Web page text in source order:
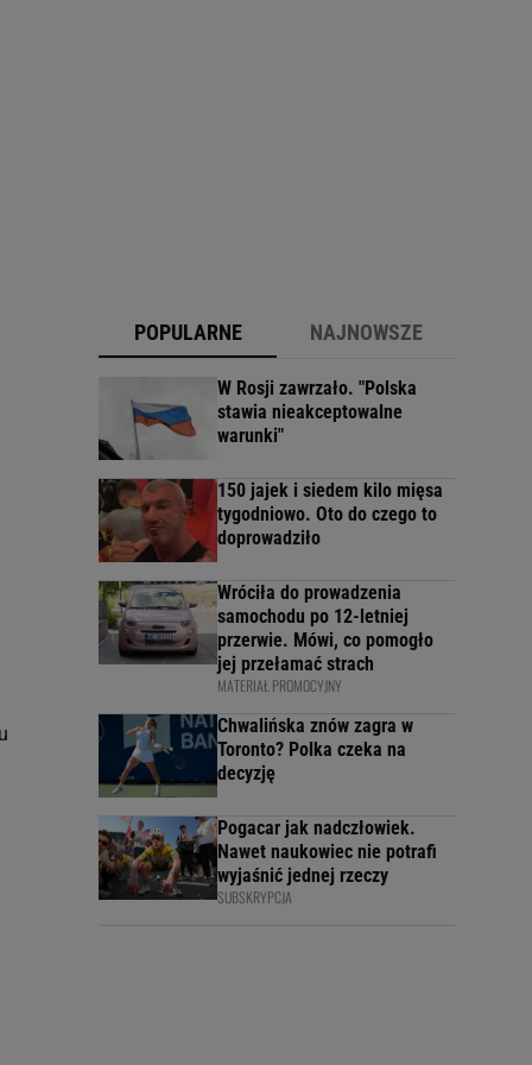
POPULARNE NAJNOWSZE
W Rosji zawrzało. "Polska
stawia nieakceptowalne
warunki"
150 jajek i siedem kilo mięsa
tygodniowo. Oto do czego to
doprowadziło
Wróciła do prowadzenia
samochodu po 12-letniej
przerwie. Mówi, co pomogło
jej przełamać strach
MATERIAŁ PROMOCYJNY
Chwalińska znów zagra w
Toronto? Polka czeka na
decyzję
Pogacar jak nadczłowiek.
Nawet naukowiec nie potrafi
wyjaśnić jednej rzeczy
SUBSKRYPCJA